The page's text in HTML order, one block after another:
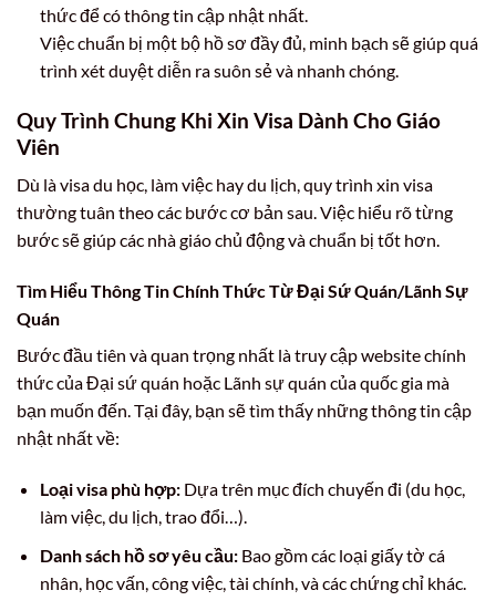
thức để có thông tin cập nhật nhất.
Việc chuẩn bị một bộ hồ sơ đầy đủ, minh bạch sẽ giúp quá
trình xét duyệt diễn ra suôn sẻ và nhanh chóng.
Quy Trình Chung Khi Xin Visa Dành Cho Giáo
Viên
Dù là visa du học, làm việc hay du lịch, quy trình xin visa
thường tuân theo các bước cơ bản sau. Việc hiểu rõ từng
bước sẽ giúp các nhà giáo chủ động và chuẩn bị tốt hơn.
Tìm Hiểu Thông Tin Chính Thức Từ Đại Sứ Quán/Lãnh Sự
Quán
Bước đầu tiên và quan trọng nhất là truy cập website chính
thức của Đại sứ quán hoặc Lãnh sự quán của quốc gia mà
bạn muốn đến. Tại đây, bạn sẽ tìm thấy những thông tin cập
nhật nhất về:
Loại visa phù hợp:Dựa trên mục đích chuyến đi (du học,
làm việc, du lịch, trao đổi…).
Danh sách hồ sơ yêu cầu:Bao gồm các loại giấy tờ cá
nhân, học vấn, công việc, tài chính, và các chứng chỉ khác.